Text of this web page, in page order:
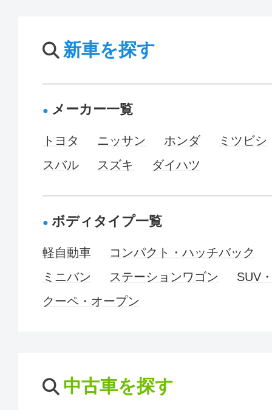
新車を探す
メーカー一覧
トヨタ ニッサン ホンダ
ミツビシ
スバル
スズキ ダイハツ
ボディタイプ一覧
軽自動車
コンパクト・ハッチバック
ミニバン
ステーションワゴン
SUV
クーペ・オープン
中古車を探す